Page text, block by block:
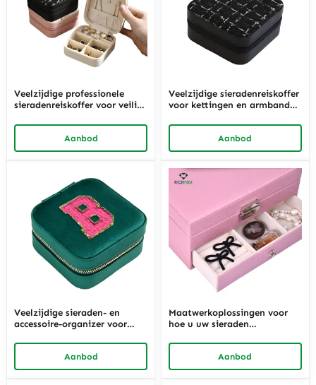
Veelzijdige professionele
sieradenreiskoffer voor veilige
Aanpasbare alles-in-één
sieradendraagtas van
Richpack
Aanbod
Veelzijdige sieradenreiskoffer
voor kettingen en armbanden
sieradendraagtas van
Richpack voor professioneel
reizen
Aanbod
Veelzijdige sieraden- en
accessoire-organizer voor
gemaakte sieradenorganizer
in de buurt en
opslagoplossingen voor
Aanbod
Maatwerkoplossingen voor
hoe u uw sieraden
sieradendozen, lade-
organizers en kettinghouders
voor elegante en functionele
Aanbod